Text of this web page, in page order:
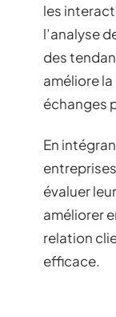
les
l’analyse
des
améliore
échanges
En
évaluer
améliorer
relation
efficace.